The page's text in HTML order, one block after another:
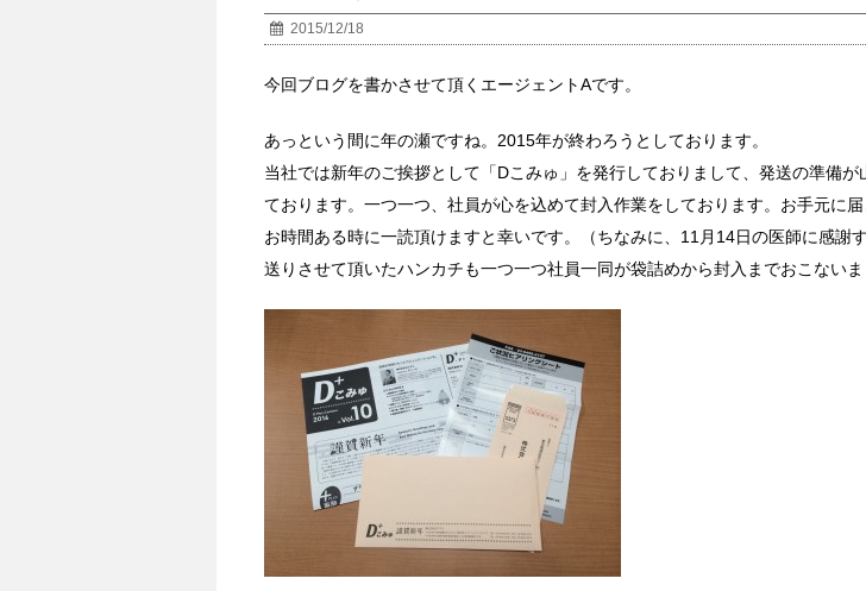
2015/12/18
今回ブログを書かさせて頂くエージェントAです。
あっという間に年の瀬ですね。2015年が終わろうとしております。
当社では新年のご挨拶として「Dこみゅ」を発行しておりまして、発送の準備が
ております。一つ一つ、社員が心を込めて封入作業をしております。お手元に
お時間ある時に一読頂けますと幸いです。（ちなみに、11月14日の医師に感謝
送りさせて頂いたハンカチも一つ一つ社員一同が袋詰めから封入までおこないま